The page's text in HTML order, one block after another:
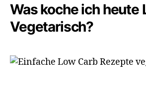
Was koche ich heute
Vegetarisch?